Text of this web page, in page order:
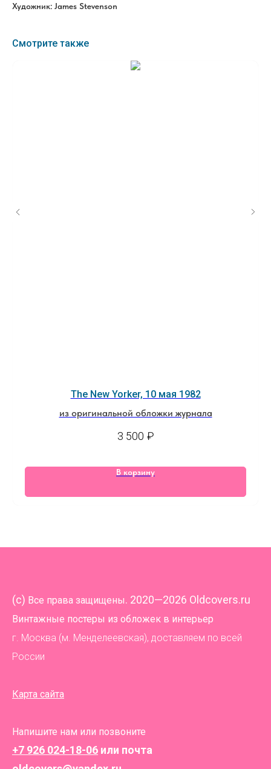
Художник: James Stevenson
Смотрите также
The New Yorker, 10 мая 1982
из оригинальной обложки журнала
3 500 ₽
В корзину
(c) Все права защищены. 2020—2026 Oldcovers.ru
Винтажные постеры из обложек в интерьер
г. Москва (м. Менделеевская), доставляем по всей
России
Карта сайта
Напишите нам или позвоните
+7 926 024-18-06 или почта